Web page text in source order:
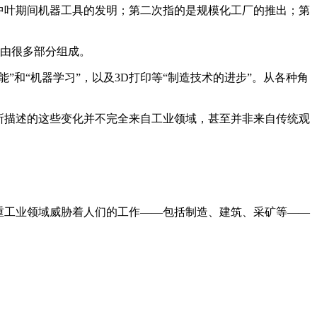
期间机器工具的发明；第二次指的是规模化工厂的推出；第
很多部分组成。
和“机器学习”，以及3D打印等“制造技术的进步”。从各种角
述的这些变化并不完全来自工业领域，甚至并非来自传统观
工业领域威胁着人们的工作——包括制造、建筑、采矿等——